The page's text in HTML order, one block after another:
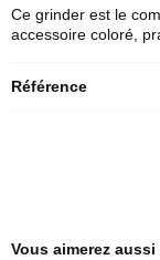
Ce grinder est le
accessoire coloré,
Référence
Vous aimerez aussi